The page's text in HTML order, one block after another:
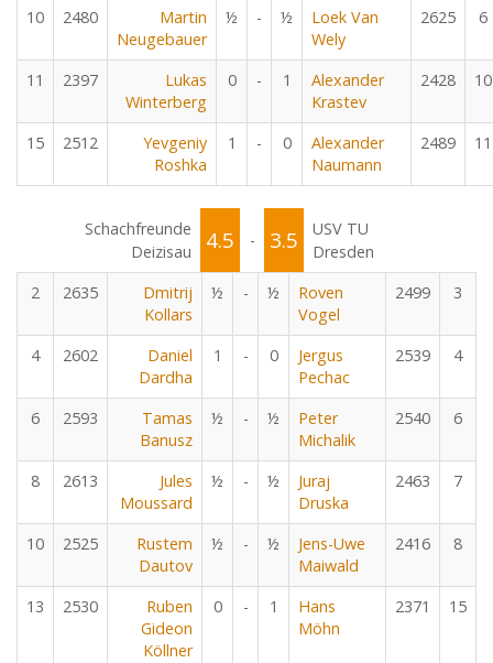
10 2480
Martin
Neugebauer
½ - ½
Loek Van
Wely
2625 6
11 2397
Lukas
Winterberg
0 - 1
Alexander
Krastev
2428 10
15 2512
Yevgeniy
Roshka
1 - 0
Alexander
Naumann
2489 11
Schachfreunde
Deizisau
4.5 - 3.5
USV TU
Dresden
2
2635
Dmitrij
Kollars
½ - ½
Roven
Vogel
2499 3
4 2602
Daniel
Dardha
1 - 0
Jergus
Pechac
2539 4
6 2593
Tamas
Banusz
½ - ½
Peter
Michalik
2540 6
8 2613
Jules
Moussard
½ - ½
Juraj
Druska
2463 7
10 2525
Rustem
Dautov
½ - ½
Jens-Uwe
Maiwald
2416 8
13 2530
Ruben
Gideon
Köllner
0 - 1
Hans
Möhn
2371 15